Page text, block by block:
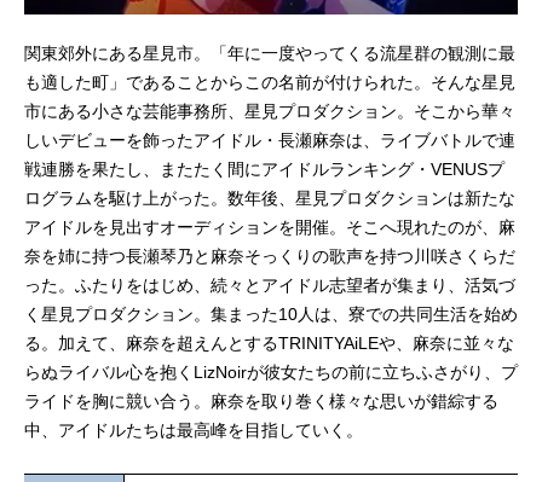
関東郊外にある星見市。「年に一度やってくる流星群の観測に最
も適した町」であることからこの名前が付けられた。そんな星見
市にある小さな芸能事務所、星見プロダクション。そこから華々
しいデビューを飾ったアイドル・長瀬麻奈は、ライブバトルで連
戦連勝を果たし、またたく間にアイドルランキング・VENUSプ
ログラムを駆け上がった。数年後、星見プロダクションは新たな
アイドルを見出すオーディションを開催。そこへ現れたのが、麻
奈を姉に持つ長瀬琴乃と麻奈そっくりの歌声を持つ川咲さくらだ
った。ふたりをはじめ、続々とアイドル志望者が集まり、活気づ
く星見プロダクション。集まった10人は、寮での共同生活を始め
る。加えて、麻奈を超えんとするTRINITYAiLEや、麻奈に並々な
らぬライバル心を抱くLizNoirが彼女たちの前に立ちふさがり、プ
ライドを胸に競い合う。麻奈を取り巻く様々な思いが錯綜する
中、アイドルたちは最高峰を目指していく。